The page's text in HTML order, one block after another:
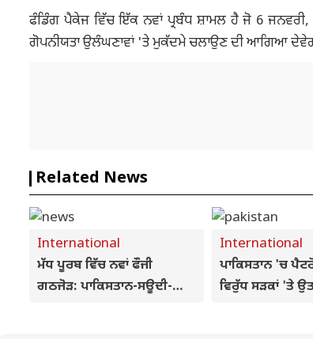
ਫੰਡਿੰਗ ਪੈਕੇਜ ਵਿੱਚ ਇੱਕ ਨਵਾਂ ਪ੍ਰਬੰਧ ਸ਼ਾਮਲ ਹੈ ਜੋ 6
ਗੋਪਨੀਯਤਾ ਉਲੰਘਣਾਵਾਂ 'ਤੇ ਮੁਕੱਦਮੇ ਚਲਾਉਣ ਦੀ ਆਗਿਆ
Related News
International
ਮੱਧ ਪੂਰਬ ਵਿੱਚ ਨਵਾਂ ਫੌਜੀ
ਗਠਜੋੜ: ਪਾਕਿਸਤਾਨ-ਸਊਦੀ-
International
ਪਾਕਿਸਤਾਨ 'ਚ
ਵਿਰੁੱਧ ਸੜਕਾਂ 'ਤੇ